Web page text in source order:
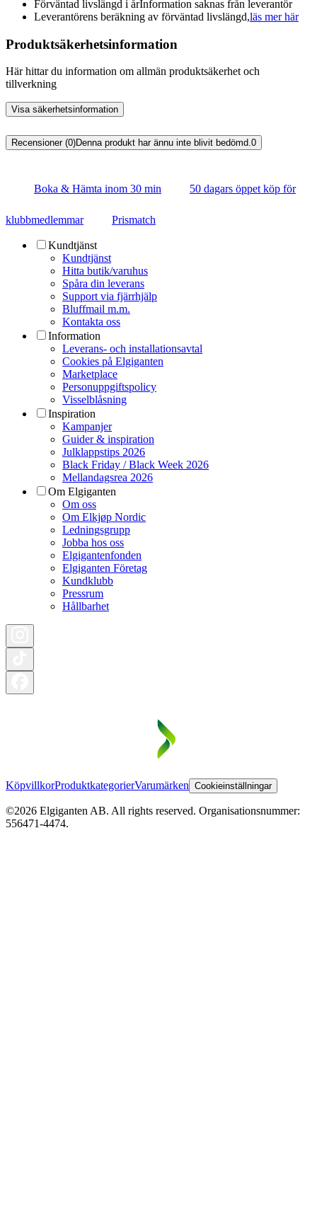
Förväntad livslängd i årInformation saknas från leverantör
Leverantörens beräkning av förväntad livslängd,läs mer här
Produktsäkerhetsinformation
Här hittar du information om allmän produktsäkerhet och
tillverkning
Visa säkerhetsinformation
Recensioner (0)Denna produkt har ännu inte blivit bedömd.0
Boka & Hämta inom 30 min 50 dagars öppet köp för
klubbmedlemmar Prismatch
Kundtjänst
Kundtjänst
Hitta butik/varuhus
Spåra din leverans
Support via fjärrhjälp
Bluffmail m.m.
Kontakta oss
Information
Leverans- och installationsavtal
Cookies på Elgiganten
Marketplace
Personuppgiftspolicy
Visselblåsning
Inspiration
Kampanjer
Guider & inspiration
Julklappstips 2026
Black Friday / Black Week 2026
Mellandagsrea 2026
Om Elgiganten
Om oss
Om Elkjøp Nordic
Ledningsgrupp
Jobba hos oss
Elgigantenfonden
Elgiganten Företag
Kundklubb
Pressrum
Hållbarhet
KöpvillkorProduktkategorierVarumärken Cookieinställningar
©2026 Elgiganten AB. All rights reserved. Organisationsnummer:
556471-4474.